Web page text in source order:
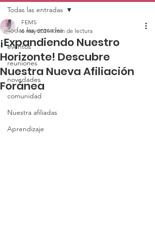
Todas las entradas
eventos
reuniones
novedades
comunidad
Nuestra afiliadas
Aprendizaje
Todas las entradas
¡Expandiendo Nuestro
Horizonte! Descubre
Nuestra Nueva Afiliación
Foránea
FEMS
6 may 2024 1 min de lectura